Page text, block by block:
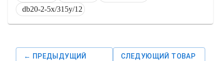
db20-2-5x/315y/12
← ПРЕДЫДУЩИЙ
СЛЕДУЮЩИЙ ТОВАР